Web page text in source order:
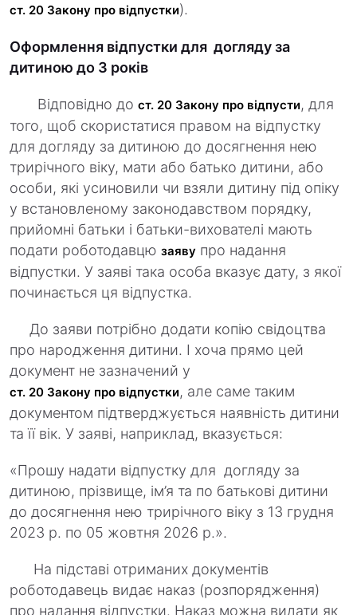
ст. 20 Закону про відпустки).
Оформлення відпустки для догляду за
дитиною до 3 років
Відповідно до ст. 20 Закону про відпусти, для
того, щоб скористатися правом на відпустку
для догляду за дитиною до досягнення нею
трирічного віку, мати або батько дитини, або
особи, які усиновили чи взяли дитину під опіку
у встановленому законодавством порядку,
прийомні батьки і батьки-вихователі мають
подати роботодавцю заяву про надання
відпустки. У заяві така особа вказує дату, з якої
починається ця відпустка.
До заяви потрібно додати копію свідоцтва
про народження дитини. І хоча прямо цей
документ не зазначений у
ст. 20 Закону про відпустки, але саме таким
документом підтверджується наявність дитини
та її вік. У заяві, наприклад, вказується:
«Прошу надати відпустку для догляду за
дитиною, прізвище, ім’я та по батькові дитини
до досягнення нею трирічного віку з 13 грудня
2023 р. по 05 жовтня 2026 р.».
На підставі отриманих документів
роботодавець видає наказ (розпорядження)
про надання відпустки. Наказ можна видати як